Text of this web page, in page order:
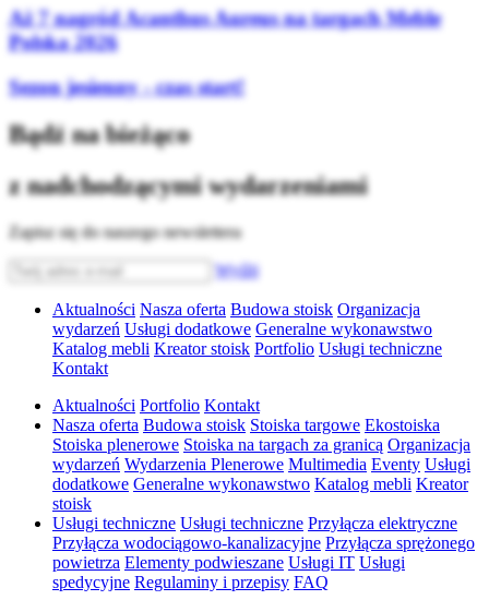
Aż 7 nagród Acanthus Aureus na targach Meble
Polska 2026
Sezon jesienny - czas start!
Bądź na bieżąco
z nadchodzącymi wydarzeniami
Zapisz się do naszego newslettera
Wyślij
Aktualności Nasza oferta Budowa stoisk Organizacja
wydarzeń Usługi dodatkowe Generalne wykonawstwo
Katalog mebli Kreator stoisk Portfolio Usługi techniczne
Kontakt
Aktualności Portfolio Kontakt
Nasza oferta Budowa stoisk Stoiska targowe Ekostoiska
Stoiska plenerowe Stoiska na targach za granicą Organizacja
wydarzeń Wydarzenia Plenerowe Multimedia Eventy Usługi
dodatkowe Generalne wykonawstwo Katalog mebli Kreator
stoisk
Usługi techniczne Usługi techniczne Przyłącza elektryczne
Przyłącza wodociągowo-kanalizacyjne Przyłącza sprężonego
powietrza Elementy podwieszane Usługi IT Usługi
spedycyjne Regulaminy i przepisy FAQ